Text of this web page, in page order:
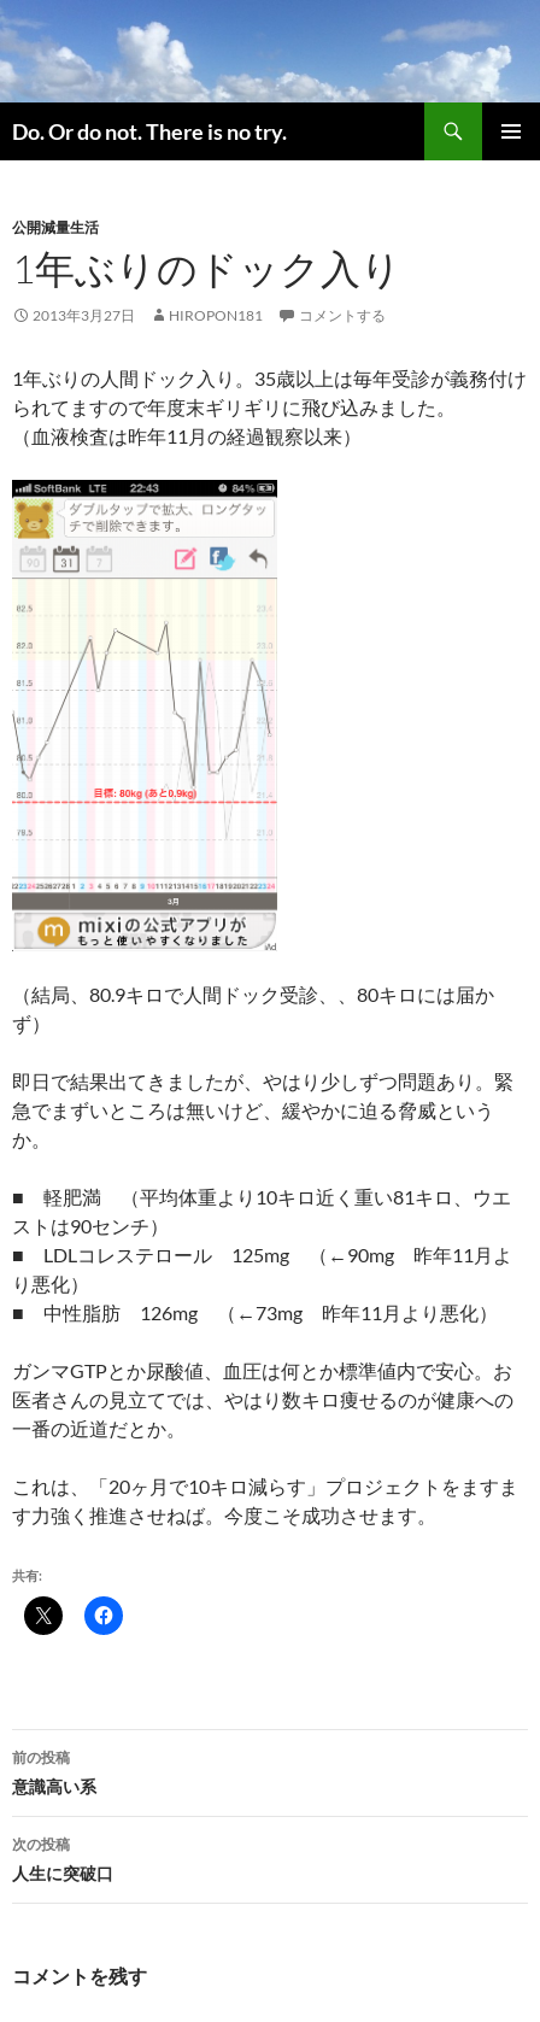
コ
ン
テ
ン
ツ
へ
キ
Do. Or do not. There is no try.
索
公開減量生活
1年ぶりのドック入り
2013年3月27日 HIROPON181 コメントする
1年ぶりの人間ドック入り。35歳以上は毎年受診が義務付け
られてますので年度末ギリギリに飛び込みました。
（血液検査は昨年11月の経過観察以来）
（結局、80.9キロで人間ドック受診、、80キロには届か
ず）
即日で結果出てきましたが、やはり少しずつ問題あり。緊
急でまずいところは無いけど、緩やかに迫る脅威という
か。
■ 軽肥満 （平均体重より10キロ近く重い81キロ、ウエ
ストは90センチ）
■ LDLコレステロール 125mg （←90mg 昨年11月よ
り悪化）
■ 中性脂肪 126mg （←73mg 昨年11月より悪化）
ガンマGTPとか尿酸値、血圧は何とか標準値内で安心。お
医者さんの見立てでは、やはり数キロ痩せるのが健康への
一番の近道だとか。
これは、「20ヶ月で10キロ減らす」プロジェクトをますま
す力強く推進させねば。今度こそ成功させます。
共有:
投
稿
ナ
ビ
ゲ
前の投稿
意識高い系
次の投稿
人生に突破口
コメントを残す